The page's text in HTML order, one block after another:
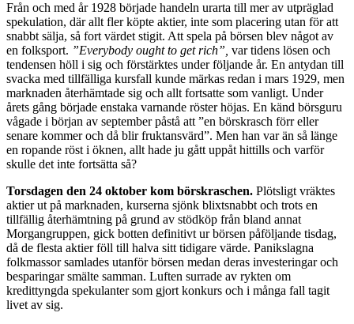
Från och med år 1928 började handeln urarta till mer av utpräglad
spekulation, där allt fler köpte aktier, inte som placering utan för att
snabbt sälja, så fort värdet stigit. Att spela på börsen blev något av
en folksport. ”Everybody ought to get rich”, var tidens lösen och
tendensen höll i sig och förstärktes under följande år. En antydan till
svacka med tillfälliga kursfall kunde märkas redan i mars 1929, men
marknaden återhämtade sig och allt fortsatte som vanligt. Under
årets gång började enstaka varnande röster höjas. En känd börsguru
vågade i början av september påstå att ”en börskrasch förr eller
senare kommer och då blir fruktansvärd”. Men han var än så länge
en ropande röst i öknen, allt hade ju gått uppåt hittills och varför
skulle det inte fortsätta så?
Torsdagen den 24 oktober kom börskraschen. Plötsligt vräktes
aktier ut på marknaden, kurserna sjönk blixtsnabbt och trots en
tillfällig återhämtning på grund av stödköp från bland annat
Morgangruppen, gick botten definitivt ur börsen påföljande tisdag,
då de flesta aktier föll till halva sitt tidigare värde. Panikslagna
folkmassor samlades utanför börsen medan deras investeringar och
besparingar smälte samman. Luften surrade av rykten om
kredittyngda spekulanter som gjort konkurs och i många fall tagit
livet av sig.